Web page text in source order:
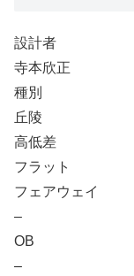
設計者
寺本欣正
種別
丘陵
高低差
フラット
フェアウェイ
–
OB
–